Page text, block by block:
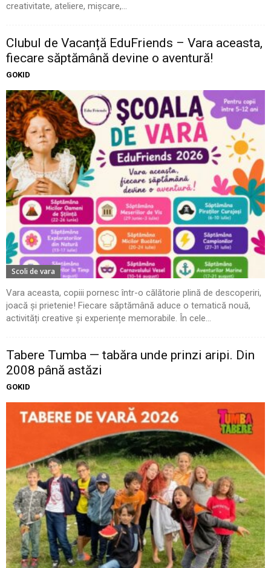
creativitate, ateliere, mișcare,...
Clubul de Vacanță EduFriends – Vara aceasta,
fiecare săptămână devine o aventură!
GOKID
Scoli de vara
Vara aceasta, copiii pornesc într-o călătorie plină de descoperiri,
joacă și prietenie! Fiecare săptămână aduce o tematică nouă,
activități creative și experiențe memorabile. În cele...
Tabere Tumba — tabăra unde prinzi aripi. Din
2008 până astăzi
GOKID